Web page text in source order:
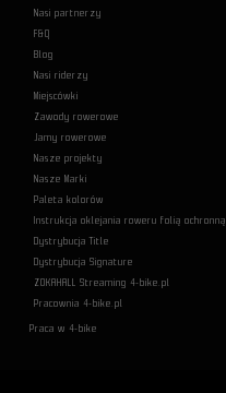
Nasi partnerzy
F&Q
Blog
Nasi riderzy
Miejscówki
Zawody rowerowe
Jamy rowerowe
Nasze projekty
Nasze Marki
Paleta kolorów
Instrukcja oklejania roweru folią ochronną
Dystrybucja Title
Dystrybucja Signature
ZOKAHALL Streaming 4-bike.pl
Pracownia 4-bike.pl
Praca w 4-bike